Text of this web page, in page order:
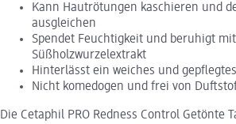
Kann Hautrötungen kaschieren und
ausgleichen
Spendet Feuchtigkeit und beruhigt
Süßholzwurzelextrakt
Hinterlässt ein weiches und
Nicht komedogen und frei von
Die Cetaphil PRO Redness Control Getönte